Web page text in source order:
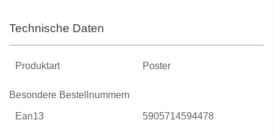
Technische Daten
Produktart Poster
Besondere Bestellnummern
Ean13 5905714594478